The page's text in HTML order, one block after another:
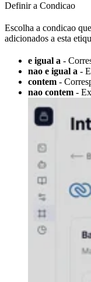
Definir a Condicao
Escolha a condicao
adicionados a esta
e igual a -
nao e igual a -
contem -
nao contem -